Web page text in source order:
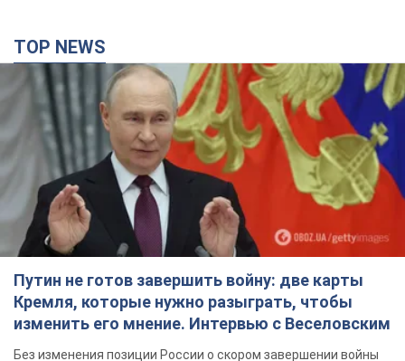
Кремля, которые нужно разыграть, чтобы
изменить его мнение. Интервью с Веселовским
Без изменения позиции России о скором завершении войны
не будет
2 часа назад 13,2 т.
Дроны атаковали НПЗ в Нижнекамске: после
взрывов был виден дым. Видео
Местные жители активно публиковали фото и видео
час назад
Украина готовит Чернобыль к очередной
попытке вторжения со стороны России –